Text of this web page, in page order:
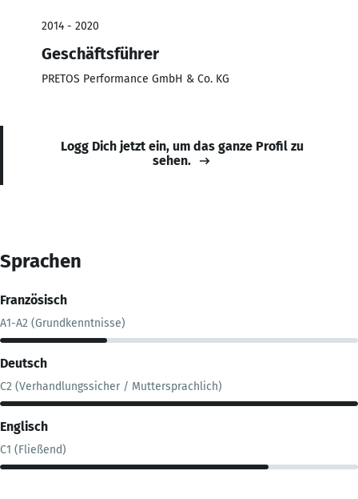
2014 - 2020
Geschäftsführer
PRETOS Performance GmbH & Co. KG
Logg Dich jetzt ein, um das ganze Profil zu
sehen.
Sprachen
Französisch
A1-A2 (Grundkenntnisse)
Deutsch
C2 (Verhandlungssicher / Muttersprachlich)
Englisch
C1 (Fließend)